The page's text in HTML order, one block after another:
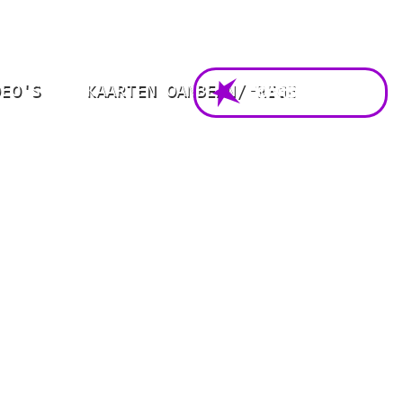
KAARTEN OANBEAN/FREGEFOARSTELLING